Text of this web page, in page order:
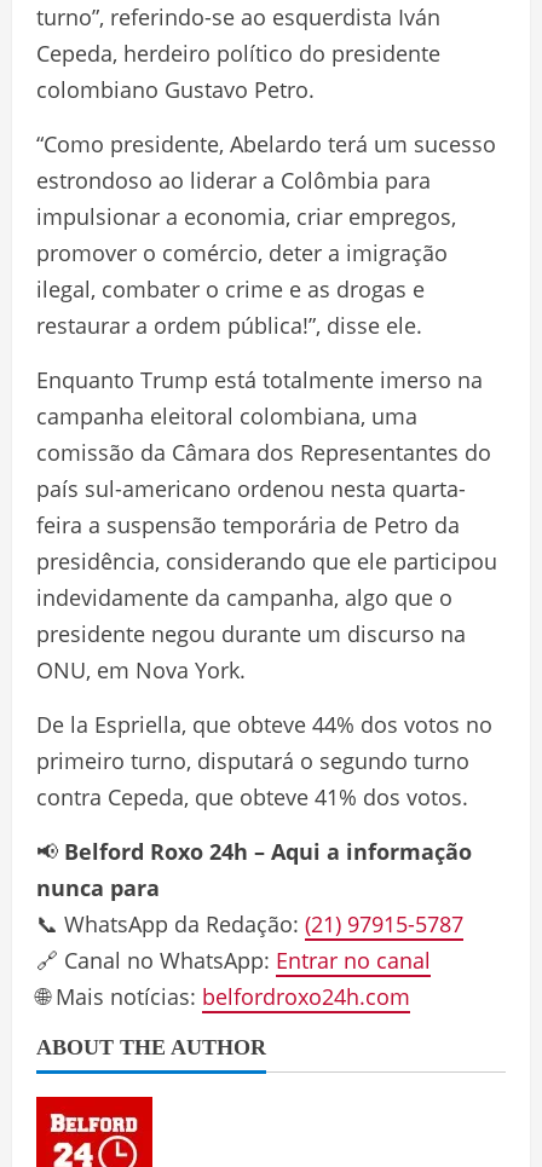
turno”, referindo-se ao esquerdista Iván
Cepeda, herdeiro político do presidente
colombiano Gustavo Petro.
“Como presidente, Abelardo terá um sucesso
estrondoso ao liderar a Colômbia para
impulsionar a economia, criar empregos,
promover o comércio, deter a imigração
ilegal, combater o crime e as drogas e
restaurar a ordem pública!”, disse ele.
Enquanto Trump está totalmente imerso na
campanha eleitoral colombiana, uma
comissão da Câmara dos Representantes do
país sul-americano ordenou nesta quarta-
feira a suspensão temporária de Petro da
presidência, considerando que ele participou
indevidamente da campanha, algo que o
presidente negou durante um discurso na
ONU, em Nova York.
De la Espriella, que obteve 44% dos votos no
primeiro turno, disputará o segundo turno
contra Cepeda, que obteve 41% dos votos.
📢 Belford Roxo 24h – Aqui a informação
nunca para
📞 WhatsApp da Redação: (21) 97915-5787
🔗 Canal no WhatsApp: Entrar no canal
🌐 Mais notícias: belfordroxo24h.com
ABOUT THE AUTHOR